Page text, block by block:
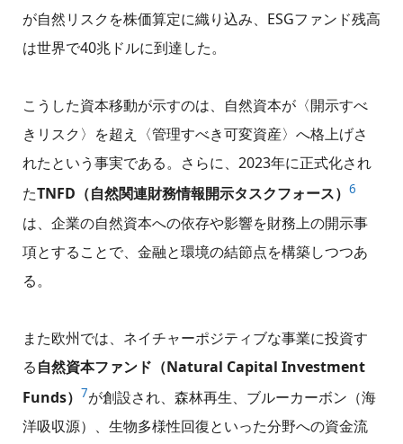
が自然リスクを株価算定に織り込み、ESGファンド残高
は世界で40兆ドルに到達した。
こうした資本移動が示すのは、自然資本が〈開示すべ
きリスク〉を超え〈管理すべき可変資産〉へ格上げさ
れたという事実である。さらに、2023年に正式化され
たTNFD（自然関連財務情報開示タスクフォース） 6
は、企業の自然資本への依存や影響を財務上の開示事
項とすることで、金融と環境の結節点を構築しつつあ
る。
また欧州では、ネイチャーポジティブな事業に投資す
る自然資本ファンド（Natural Capital Investment
Funds） 7が創設され、森林再生、ブルーカーボン（海
洋吸収源）、生物多様性回復といった分野への資金流